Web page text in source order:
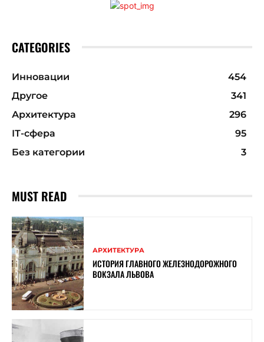
CATEGORIES
Инновации
454
Другое
341
Архитектура
296
ІТ-сфера
95
Без категории
3
MUST READ
АРХИТЕКТУРА
ИСТОРИЯ ГЛАВНОГО ЖЕЛЕЗНОДОРОЖНОГО
ВОКЗАЛА ЛЬВОВА